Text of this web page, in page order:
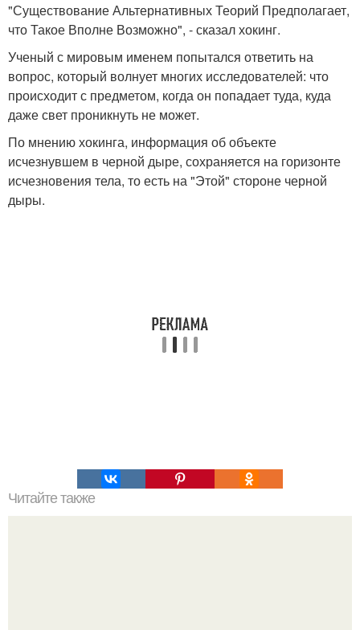
"Существование Альтернативных Теорий Предполагает,
что Такое Вполне Возможно", - сказал хокинг.
Ученый с мировым именем попытался ответить на
вопрос, который волнует многих исследователей: что
происходит с предметом, когда он попадает туда, куда
даже свет проникнуть не может.
По мнению хокинга, информация об объекте
исчезнувшем в черной дыре, сохраняется на горизонте
исчезновения тела, то есть на "Этой" стороне черной
дыры.
Читайте также